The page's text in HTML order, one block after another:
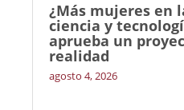
¿Más mujeres en
ciencia y
aprueba un
realidad
agosto 4, 2026